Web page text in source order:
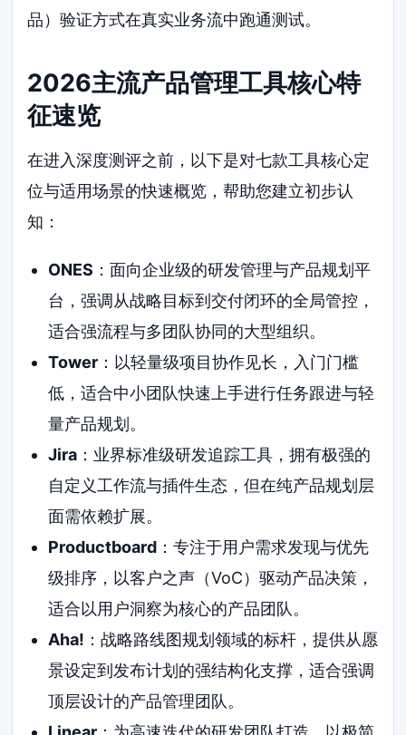
品）验证方式在真实业务流中跑通测试。
2026主流产品管理工具核心特
征速览
在进入深度测评之前，以下是对七款工具核心定
位与适用场景的快速概览，帮助您建立初步认
知：
ONES ：面向企业级的研发管理与产品规划平
台，强调从战略目标到交付闭环的全局管控，
适合强流程与多团队协同的大型组织。
Tower：以轻量级项目协作见长，入门门槛
低，适合中小团队快速上手进行任务跟进与轻
量产品规划。
Jira：业界标准级研发追踪工具，拥有极强的
自定义工作流与插件生态，但在纯产品规划层
面需依赖扩展。
Productboard：专注于用户需求发现与优先
级排序，以客户之声（VoC）驱动产品决策，
适合以用户洞察为核心的产品团队。
Aha! ：战略路线图规划领域的标杆，提供从愿
景设定到发布计划的强结构化支撑，适合强调
顶层设计的产品管理团队。